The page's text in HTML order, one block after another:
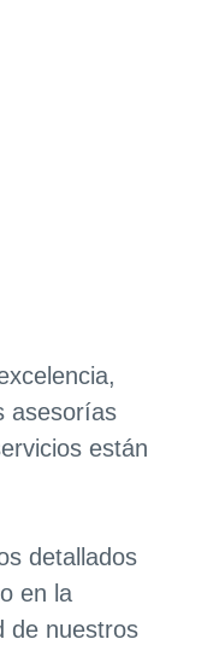
asesorías
están
detallados
en la
de nuestros